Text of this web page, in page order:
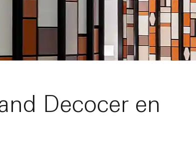
Decocer en